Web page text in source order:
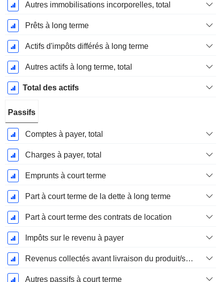
Autres immobilisations incorporelles, total
Prêts à long terme
Actifs d'impôts différés à long terme
Autres actifs à long terme, total
Total des actifs
Passifs
Comptes à payer, total
Charges à payer, total
Emprunts à court terme
Part à court terme de la dette à long terme
Part à court terme des contrats de location
Impôts sur le revenu à payer
Revenus collectés avant livraison du produit/service
Autres passifs à court terme